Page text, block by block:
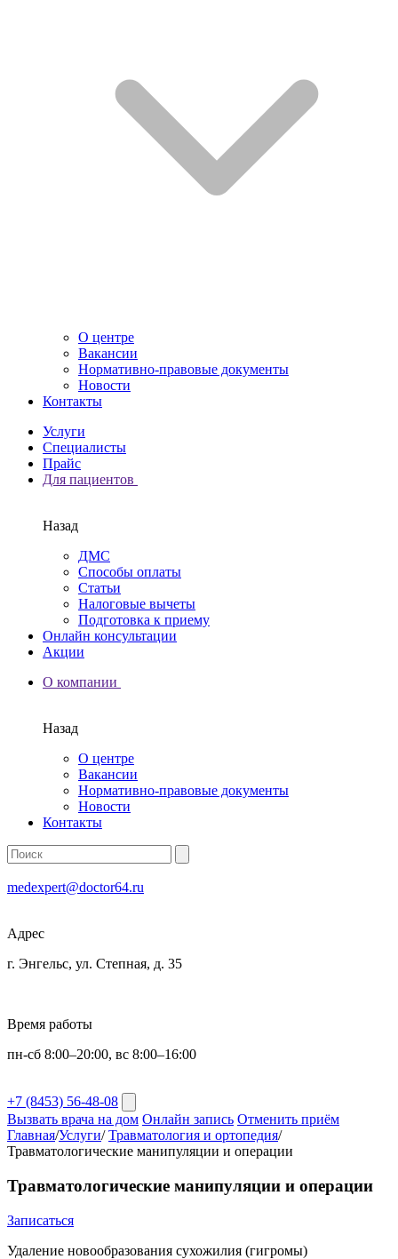
О центре
Вакансии
Нормативно-правовые документы
Новости
Контакты
Услуги
Специалисты
Прайс
Для пациентов
Назад
ДМС
Способы оплаты
Статьи
Налоговые вычеты
Подготовка к приему
Онлайн консультации
Акции
О компании
Назад
О центре
Вакансии
Нормативно-правовые документы
Новости
Контакты
medexpert@doctor64.ru
Адрес
г. Энгельс, ул. Степная, д. 35
Время работы
пн-сб 8:00–20:00, вс 8:00–16:00
+7 (8453) 56-48-08
Вызвать врача на дом Онлайн запись Отменить приём
Главная/Услуги/ Травматология и ортопедия/
Травматологические манипуляции и операции
Травматологические манипуляции и операции
Записаться
Удаление новообразования сухожилия (гигромы)